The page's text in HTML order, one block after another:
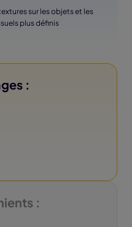
sur les objets et les
plus définis
:
: